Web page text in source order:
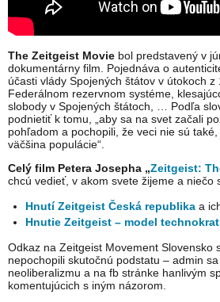
The Zeitgeist Movie bol predstavený v
dokumentárny film. Pojednáva o
účasti vlády Spojených štátov v útokoch
Federálnom rezervnom systéme,
slobody v Spojených štátoch, … Podľa
podnietiť k tomu, „aby sa na svet začali
pohľadom a pochopili, že veci nie sú
väčšina populácie“.
Celý film Petera Josepha „Zeitgeist:
chcú vedieť, v akom svete žijeme a niečo
Hnutí Zeitgeist Česká republika a
Hnutie Zeitgeist – model
Odkaz na Zeitgeist Movement Slovensko
nepochopili skutočnú podstatu – admin
neoliberalizmu a na fb stránke hanlivým
komentujúcich s iným názorom.